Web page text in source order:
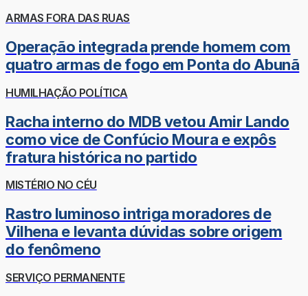
ARMAS FORA DAS RUAS
Operação integrada prende homem com
quatro armas de fogo em Ponta do Abunã
HUMILHAÇÃO POLÍTICA
Racha interno do MDB vetou Amir Lando
como vice de Confúcio Moura e expôs
fratura histórica no partido
MISTÉRIO NO CÉU
Rastro luminoso intriga moradores de
Vilhena e levanta dúvidas sobre origem
do fenômeno
SERVIÇO PERMANENTE